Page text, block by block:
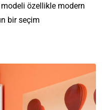
özellikle modern
bir seçim